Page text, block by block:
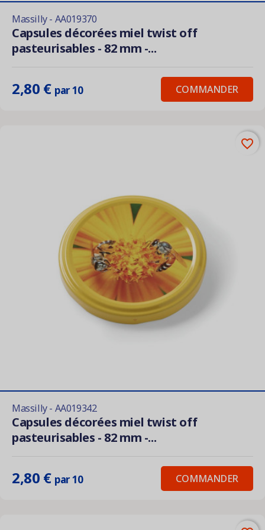
Massilly - AA019370
Capsules décorées miel twist off
pasteurisables - 82 mm -...
2,80 € par 10 COMMANDER
Massilly - AA019342
Capsules décorées miel twist off
pasteurisables - 82 mm -...
2,80 € par 10 COMMANDER
favorite_border